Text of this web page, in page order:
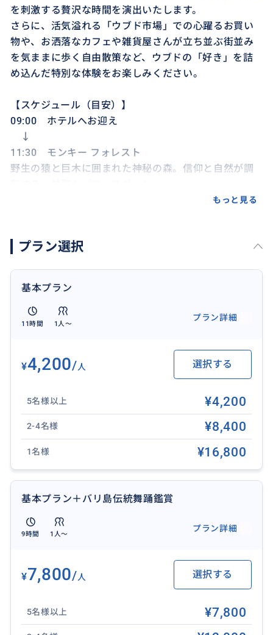
を刺激する贅沢な時間を演出いたします。
さらに、活気溢れる「ウブド市場」での心躍るお買い
物や、お洒落なカフェや雑貨屋さんが立ち並ぶ街並み
を気ままに歩く自由散策など、ウブドの「好き」を詰
め込んだ特別な体験をお楽しみください。
【スケジュール（目安）】
09:00 ホテルへお迎え
↓
11:30 モンキー フォレスト
野生の猿と巨木に囲まれた神秘の森。信仰と自然が調
↓
↓
13:00 ウブド市場
雑貨や伝統工芸品が並ぶマーケット
13:30 ウブド自由散策（1.5-2時間）
ウブドを自分ペースで散策。ガイドが交渉や撮影をサ
↓
（16:30頃）【ご希望の方のみ】ビッグスイング（巨大
ブランコ） & ルワックコーヒー園
スリル満点の巨大ブランコ＆世界一高級なコーヒー
↓
20:00 ホテル到着
※交通状況により、到着・帰着時間が前後する場合が
ございます
お迎えホテルとお送りホテルは違ってもOK！また空港
用してツアーに参加。貴重な旅の時間を有効活用でき
ます♪
もっと見る
プラン選択
基本プラン
11時間 1人〜
プラン詳細
¥4,200/人 選択する
5名様以上 ¥4,200
2-4名様 ¥8,400
1名様 ¥16,800
基本プラン＋バリ島伝統舞踊鑑賞
9時間 1人〜
プラン詳細
¥7,800/人 選択する
5名様以上 ¥7,800